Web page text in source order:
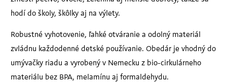
hodí do školy, škôlky aj na výlety.
Robustné vyhotovenie, ľahké otváranie a odolný materiál
zvládnu každodenné detské používanie. Obedár je vhodný do
umývačky riadu a vyrobený v Nemecku z bio-cirkulárneho
materiálu bez BPA, melamínu aj formaldehydu.